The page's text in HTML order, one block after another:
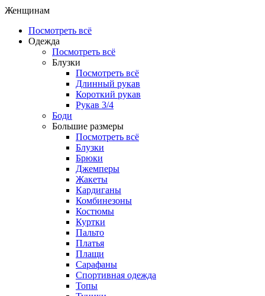
Женщинам
Посмотреть всё
Одежда
Посмотреть всё
Блузки
Посмотреть всё
Длинный рукав
Короткий рукав
Рукав 3/4
Боди
Большие размеры
Посмотреть всё
Блузки
Брюки
Джемперы
Жакеты
Кардиганы
Комбинезоны
Костюмы
Куртки
Пальто
Платья
Плащи
Сарафаны
Спортивная одежда
Топы